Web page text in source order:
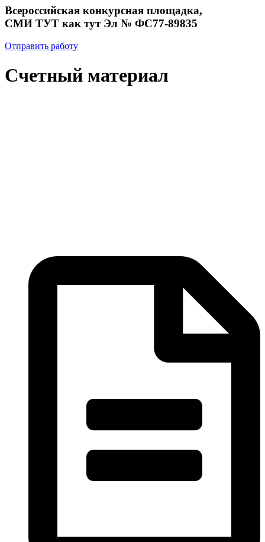
Всероссийская конкурсная площадка,
СМИ ТУТ как тут Эл № ФС77-89835
Отправить работу
Счетный материал